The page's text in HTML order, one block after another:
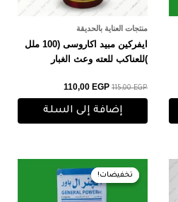
منتجات العناية بالحديقة
ايفركين مبيد اكاروسى (100 ملل
)للعناكب للعته وعث الغبار
115,00EGP
110,00 EGP
إضافة إلى السلة
تخفيضات!
تخفيضات!
السعر
الأصلي
هو:
190,00 EGP.
السعر
الحالي
هو: